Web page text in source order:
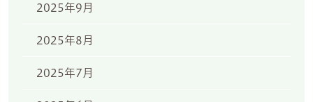
2025年9月
2025年8月
2025年7月